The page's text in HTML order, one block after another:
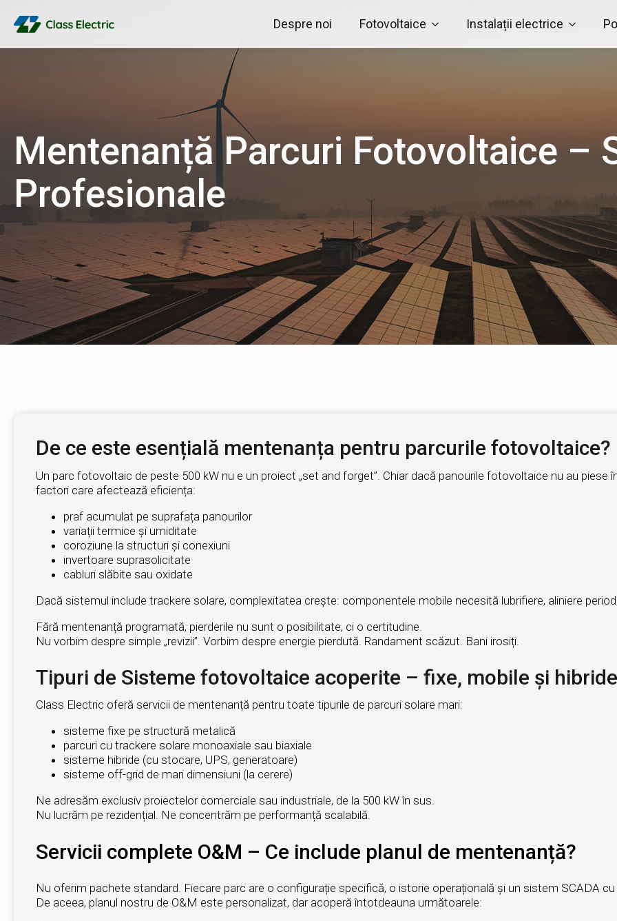
Despre noi Fotovoltaice Instalații electrice
Mentenanță Parcuri Fotovoltaice –
Profesionale
De ce este esențială mentenanța pentru parcurile fotovoltaice?
Un parc fotovoltaic de peste 500 kW nu e un proiect „set and forget”. Chiar dacă panourile fotovoltaice nu au piese
factori care afectează eficiența:
praf acumulat pe suprafața panourilor
variații termice și umiditate
coroziune la structuri și conexiuni
invertoare suprasolicitate
cabluri slăbite sau oxidate
Dacă sistemul include trackere solare, complexitatea crește: componentele mobile necesită lubrifiere, aliniere
Fără mentenanță programată, pierderile nu sunt o posibilitate, ci o certitudine.
Nu vorbim despre simple „revizii”. Vorbim despre energie pierdută. Randament scăzut. Bani irosiți.
Tipuri de Sisteme fotovoltaice acoperite – fixe, mobile și hibride
Class Electric oferă servicii de mentenanță pentru toate tipurile de parcuri solare mari:
sisteme fixe pe structură metalică
parcuri cu trackere solare monoaxiale sau biaxiale
sisteme hibride (cu stocare, UPS, generatoare)
sisteme off-grid de mari dimensiuni (la cerere)
Ne adresăm exclusiv proiectelor comerciale sau industriale, de la 500 kW în sus.
Nu lucrăm pe rezidențial. Ne concentrăm pe performanță scalabilă.
Servicii complete O&M – Ce include planul de mentenanță?
Nu oferim pachete standard. Fiecare parc are o configurație specifică, o istorie operațională și un sistem SCADA cu
De aceea, planul nostru de O&M este personalizat, dar acoperă întotdeauna următoarele: